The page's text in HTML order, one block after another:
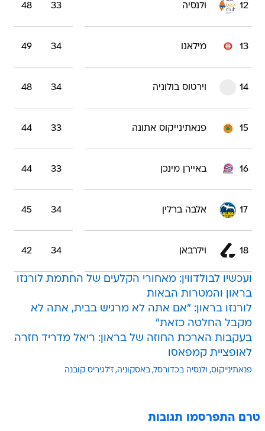
12 ולנסיה 33
48
13 מילאנו 34
49
14 וירטוס בולוניה 34
48
15 פנאתינייקוס אתונה 33
44
16 באיירן מינכן 33
44
17 אלבה ברלין 34
45
18 וילרבאן 34
42
ועכשיו לבולדווין: מאחורי הקלעים של החתמת לורנזו
בראון והמטרות הבאות
לורנזו בראון: "אם אתה לא מרגיש בבית, אתה לא
מקבל החלטה כזאת"
בעקבות הארכת החוזה של בראון: ריאל מדריד חזרה
לאופציית קמפאסו
פנאתינייקוס ולנסיה בכדורסל באסקוניה ז'לגיריס קובנה
טרם התפרסמו תגובות